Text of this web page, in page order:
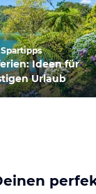
Spartipps
Ideen für
Urlaub